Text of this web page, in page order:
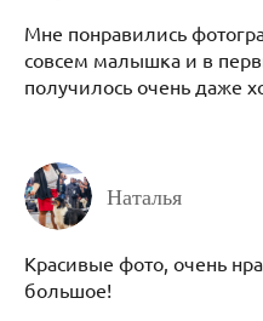
Мне понравились
совсем малышка и в
получилось очень даже
Наталья
Красивые фото, очень
большое!